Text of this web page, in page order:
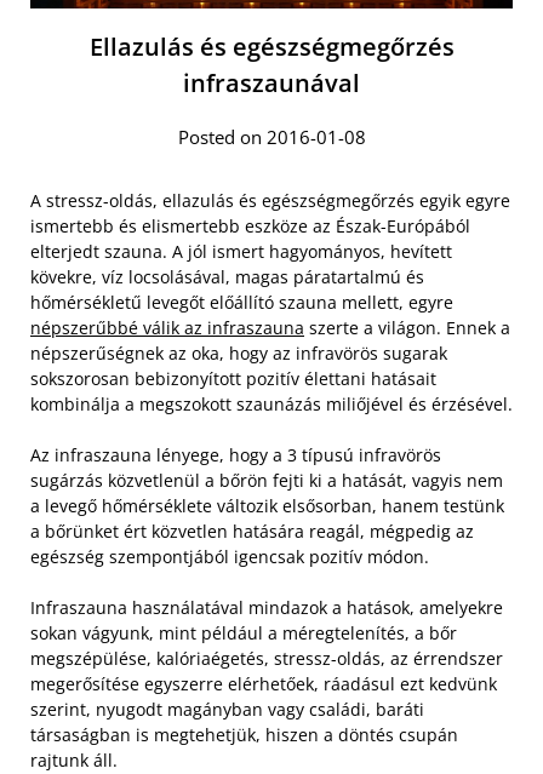
Ellazulás és egészségmegőrzés
infraszaunával
Posted on 2016-01-08
A stressz-oldás, ellazulás és egészségmegőrzés egyik egyre
ismertebb és elismertebb eszköze az Észak-Európából
elterjedt szauna. A jól ismert hagyományos, hevített
kövekre, víz locsolásával, magas páratartalmú és
hőmérsékletű levegőt előállító szauna mellett, egyre
népszerűbbé válik az infraszauna szerte a világon. Ennek a
népszerűségnek az oka, hogy az infravörös sugarak
sokszorosan bebizonyított pozitív élettani hatásait
kombinálja a megszokott szaunázás miliőjével és érzésével.
Az infraszauna lényege, hogy a 3 típusú infravörös
sugárzás közvetlenül a bőrön fejti ki a hatását, vagyis nem
a levegő hőmérséklete változik elsősorban, hanem testünk
a bőrünket ért közvetlen hatására reagál, mégpedig az
egészség szempontjából igencsak pozitív módon.
Infraszauna használatával mindazok a hatások, amelyekre
sokan vágyunk, mint például a méregtelenítés, a bőr
megszépülése, kalóriaégetés, stressz-oldás, az érrendszer
megerősítése egyszerre elérhetőek, ráadásul ezt kedvünk
szerint, nyugodt magányban vagy családi, baráti
társaságban is megtehetjük, hiszen a döntés csupán
rajtunk áll.